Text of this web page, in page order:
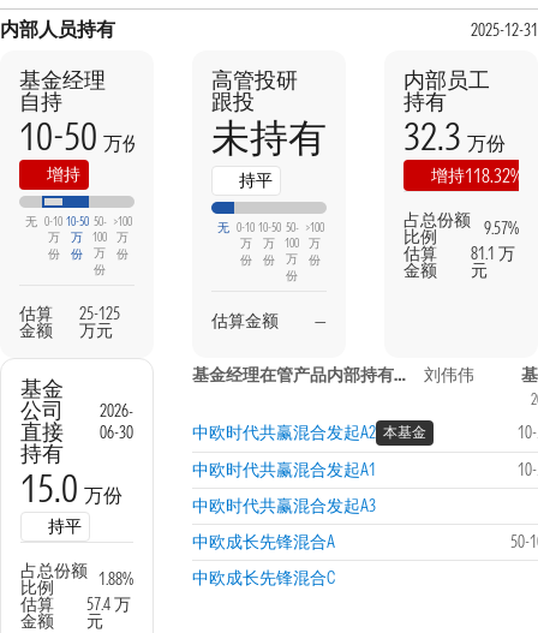
内部人员持有 2025-12-31
基金经理
自持
10-50 万份
增持
上期
无 0-10
万
份
10-50
万
份
50-
100
万
份
>100
万
份
估算
金额
25-125
万元
高管投研
跟投
未持有
持平
无 0-10
万
份
10-50
万
份
50-
100
万
份
>100
万
份
估算金额 —
内部员工
持有
32.3 万份
增持118.32%
占总份额
比例
9.57%
估算
金额
81.1 万
元
基金
公司
直接
持有
2026-
06-30
15.0 万份
持平
占总份额
比例
1.88%
估算
金额
57.4 万
元
基金经理在管产品内部持有信息 刘伟伟
中欧时代共赢混合发起A2 本基金
中欧时代共赢混合发起A1
中欧时代共赢混合发起A3
中欧成长先锋混合A
50-
中欧成长先锋混合C